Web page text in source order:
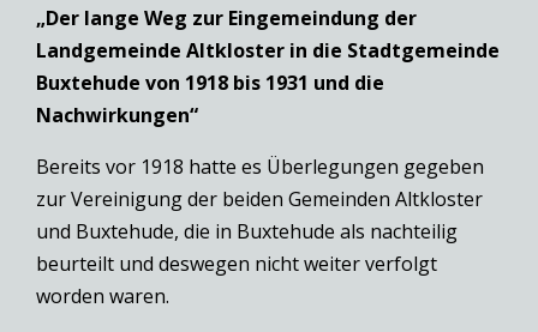
„Der lange Weg zur Eingemeindung der
Landgemeinde Altkloster in die Stadtgemeinde
Buxtehude von 1918 bis 1931 und die
Nachwirkungen“
Bereits vor 1918 hatte es Überlegungen gegeben
zur Vereinigung der beiden Gemeinden Altkloster
und Buxtehude, die in Buxtehude als nachteilig
beurteilt und deswegen nicht weiter verfolgt
worden waren.